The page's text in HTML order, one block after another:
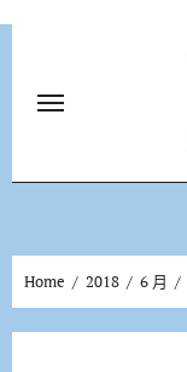
Home 2018 6 月